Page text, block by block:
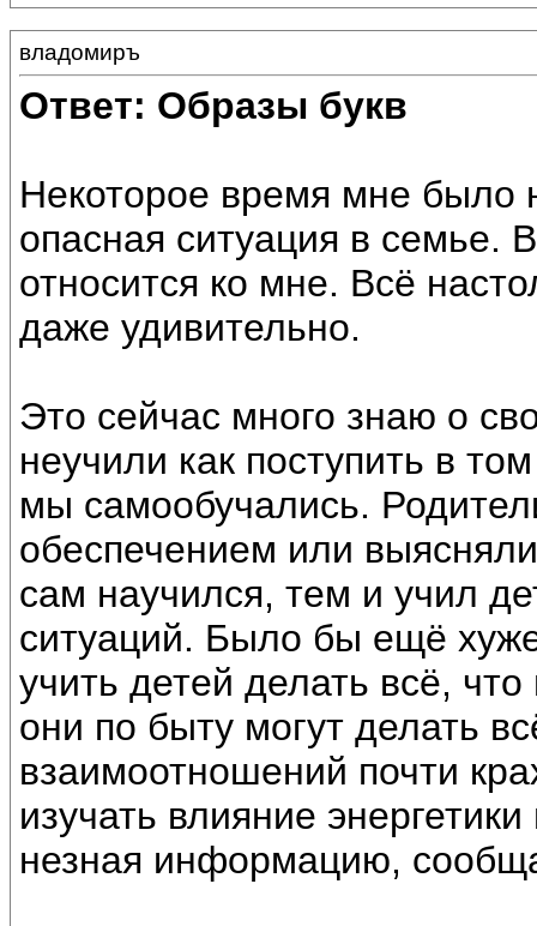
владомиръ
Ответ: Образы букв
Некоторое время мне было
опасная ситуация в семье.
относится ко мне. Всё
даже удивительно.
Это сейчас много знаю о
неучили как поступить в
мы самообучались.
обеспечением или
сам научился, тем и учил
ситуаций. Было бы ещё
учить детей делать всё,
они по быту могут делать
взаимоотношений почти
изучать влияние
незная информацию,